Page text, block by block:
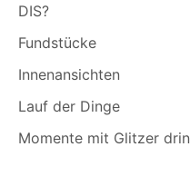
DIS?
Fundstücke
Innenansichten
Lauf der Dinge
Momente mit Glitzer drin